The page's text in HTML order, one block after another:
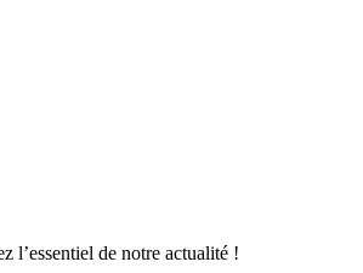
l’essentiel de notre actualité !